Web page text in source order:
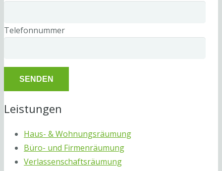
Telefonnummer
Leistungen
Haus- & Wohnungsräumung
Büro- und Firmenräumung
Verlassenschaftsräumung